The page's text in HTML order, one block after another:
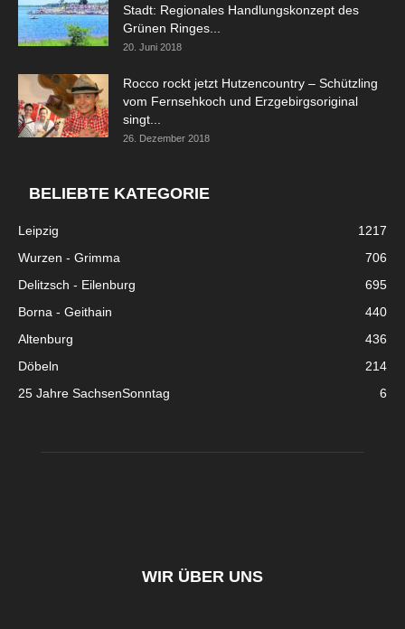
Stadt: Regionales Handlungskonzept des
Grünen Ringes...
20. Juni 2018
Rocco rockt jetzt Hutzencountry – Schützling
vom Fernsehkoch und Erzgebirgsoriginal
singt...
26. Dezember 2018
BELIEBTE KATEGORIE
Leipzig
1217
Wurzen - Grimma
706
Delitzsch - Eilenburg
695
Borna - Geithain
440
Altenburg
436
Döbeln
214
25 Jahre SachsenSonntag
6
WIR ÜBER UNS